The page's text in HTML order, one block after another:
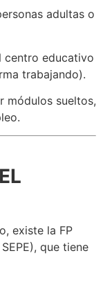
adultas o
centro educativo
trabajando).
módulos sueltos,
existe la FP
que tiene